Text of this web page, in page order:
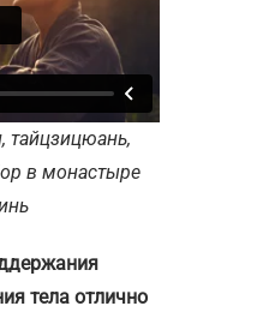
в монастыре
тела отлично